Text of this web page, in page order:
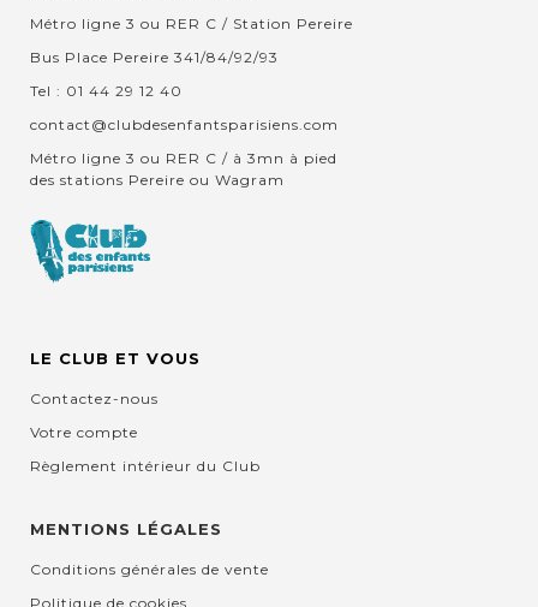
Métro ligne 3 ou RER C / Station Pereire
Bus Place Pereire 341/84/92/93
Tel : 01 44 29 12 40
contact@clubdesenfantsparisiens.com
Métro ligne 3 ou RER C / à 3mn à pied
des stations Pereire ou Wagram
LE CLUB ET VOUS
Contactez-nous
Votre compte
Règlement intérieur du Club
MENTIONS LÉGALES
Conditions générales de vente
Politique de cookies